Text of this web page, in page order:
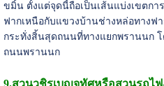
ขมิ้น ตั้งแต่จุดนี้ถือเป็นเส้นแบ่งเขตกา
ฟากเหนือกับแขวงบ้านช่างหล่อทางฟ
กระทั่งสิ้นสุดถนนที่ทางแยกพรานนก
ถนนพรานนก